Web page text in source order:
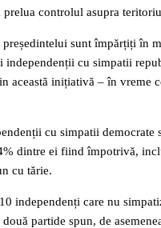
prelua controlul asupra
sunt împărțiți în
independenții cu simpatii
această inițiativă – în vreme
cu simpatii democrate
dintre ei fiind împotrivă,
cu tărie.
independenți care nu
partide spun, de